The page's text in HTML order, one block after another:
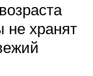
не хранят